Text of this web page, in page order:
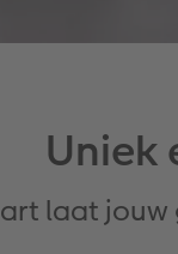
Uniek
laat